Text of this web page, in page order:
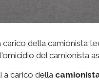
carico della camionista
del camionista
a carico della